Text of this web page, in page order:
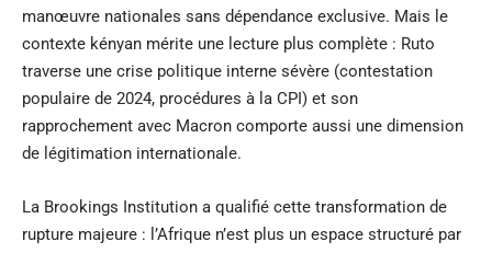
manœuvre nationales sans dépendance exclusive. Mais le
contexte kényan mérite une lecture plus complète : Ruto
traverse une crise politique interne sévère (contestation
populaire de 2024, procédures à la CPI) et son
rapprochement avec Macron comporte aussi une dimension
de légitimation internationale.
La Brookings Institution a qualifié cette transformation de
rupture majeure : l’Afrique n’est plus un espace structuré par